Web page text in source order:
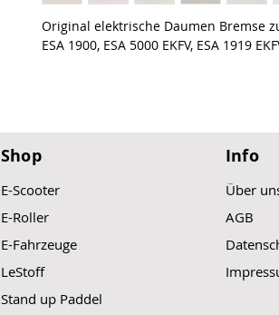
Original elektrische Daumen Bremse
ESA 1900, ESA 5000 EKFV, ESA 1919
Shop
E-Scooter
E-Roller
E-Fahrzeuge
LeStoff
Stand up Paddel
Info
Über
AGB